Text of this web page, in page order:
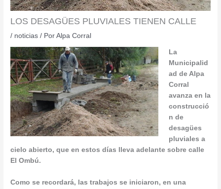
LOS DESAGÜES PLUVIALES TIENEN CALLE
/ noticias / PorAlpa Corral
La
Municipalid
ad de Alpa
Corral
avanza en la
construcció
n de
desagües
pluviales a
cielo abierto, que en estos días lleva adelante sobre calle
El Ombú.
Como se recordará, las trabajos se iniciaron, en una